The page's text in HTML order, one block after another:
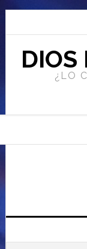
DIOS
¿LO